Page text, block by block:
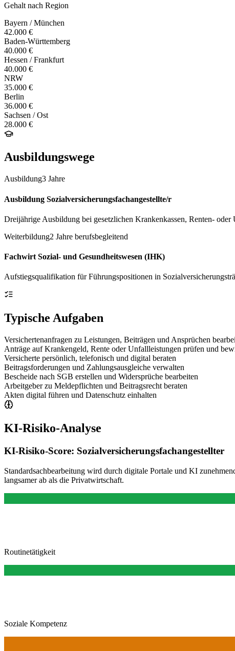
Gehalt nach Region
Bayern / München
42.000 €
Baden-Württemberg
40.000 €
Hessen / Frankfurt
40.000 €
NRW
35.000 €
Berlin
36.000 €
Sachsen / Ost
28.000 €
Ausbildungswege
Ausbildung3 Jahre
Ausbildung Sozialversicherungsfachangestellte/r
Dreijährige Ausbildung bei gesetzlichen Krankenkassen, Renten-
Weiterbildung2 Jahre berufsbegleitend
Fachwirt Sozial- und Gesundheitswesen (IHK)
Aufstiegsqualifikation für Führungspositionen in
Typische Aufgaben
Versichertenanfragen zu Leistungen, Beiträgen und Ansprüchen
Anträge auf Krankengeld, Rente oder Unfallleistungen prüfen und
Versicherte persönlich, telefonisch und digital beraten
Beitragsforderungen und Zahlungsausgleiche verwalten
Bescheide nach SGB erstellen und Widersprüche bearbeiten
Arbeitgeber zu Meldepflichten und Beitragsrecht beraten
Akten digital führen und Datenschutz einhalten
KI-Risiko-Analyse
KI-Risiko-Score: Sozialversicherungsfachangestellter
Standardsachbearbeitung wird durch digitale Portale und KI
langsamer ab als die Privatwirtschaft.
Routinetätigkeit
Soziale Kompetenz